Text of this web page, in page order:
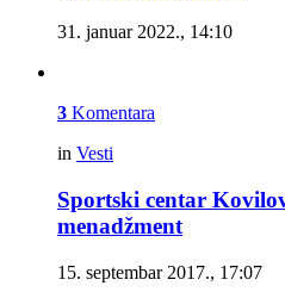
31. januar 2022., 14:10
3 Komentara
in Vesti
Sportski centar
menadžment
15. septembar 2017., 17:07